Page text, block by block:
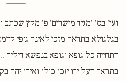
ועי' בס' 'מגיד מישרים' פ' מקץ שכתב
בגלגולא בתראה מזכי לאינך גופי
דתחייה כל גופא וגופא בנפשא דיליה ..
בתראה דעל ידו יזכו כולו ואיהו יהך